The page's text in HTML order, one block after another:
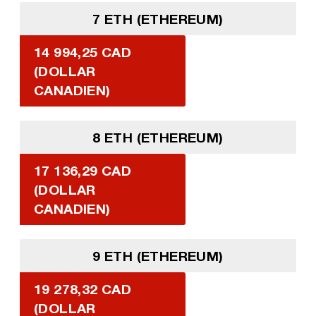
7 ETH (ETHEREUM)
14 994,25 CAD
(DOLLAR
CANADIEN)
8 ETH (ETHEREUM)
17 136,29 CAD
(DOLLAR
CANADIEN)
9 ETH (ETHEREUM)
19 278,32 CAD
(DOLLAR